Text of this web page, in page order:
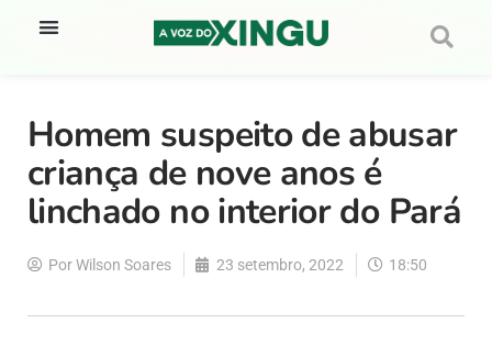
Homem suspeito de abusar
criança de nove anos é
linchado no interior do Pará
PorWilson Soares 23 setembro, 2022 18:50